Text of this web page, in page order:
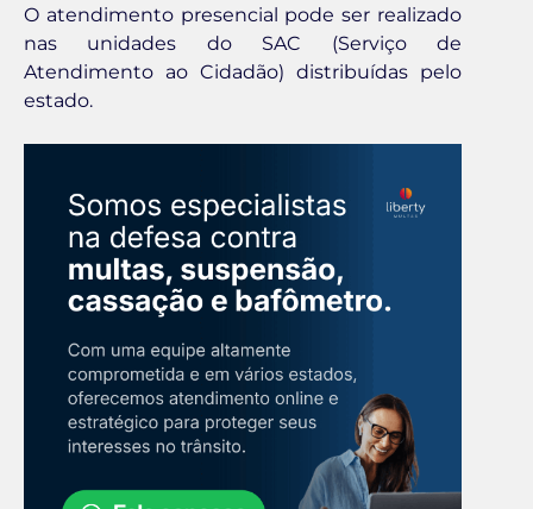
O atendimento presencial pode ser realizado
nas unidades do SAC (Serviço de
Atendimento ao Cidadão) distribuídas pelo
estado.